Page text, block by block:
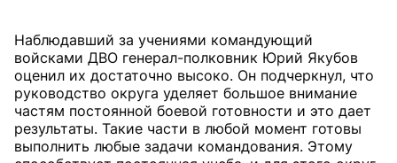
Наблюдавший за учениями командующий
войсками ДВО генерал-полковник Юрий Якубов
оценил их достаточно высоко. Он подчеркнул, что
руководство округа уделяет большое внимание
частям постоянной боевой готовности и это дает
результаты. Такие части в любой момент готовы
выполнить любые задачи командования. Этому